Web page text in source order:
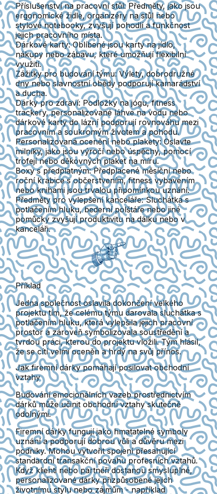
Příslušenství na pracovní stůl: Předměty, jako jsou
ergonomické židle, organizéry na stůl nebo
stylové notebooky, zvyšují pohodlí a funkčnost
jejich pracovního místa.
Dárkové karty: Oblíbené jsou karty na jídlo,
nákupy nebo zábavu, které umožňují flexibilní
využití.
Zážitky pro budování týmu: Výlety, dobrodružné
dny nebo slavnostní obědy podporují kamarádství
a ducha.
Dárky pro zdraví: Podložky na jógu, fitness
trackery, personalizované láhve na vodu nebo
dárkové karty do lázní podporují rovnováhu mezi
pracovním a soukromým životem a pohodu.
Personalizovaná ocenění nebo plakety: Oslavte
milníky, jako jsou výročí nebo úspěchy, pomocí
trofejí nebo děkovných plaket na míru.
Boxy s předplatným: Předplacené měsíční nebo
roční krabice s občerstvením, fitness vybavením
nebo knihami jsou trvalou připomínkou uznání.
Předměty pro vylepšení kanceláře: Sluchátka s
potlačením hluku, bederní polštáře nebo jiné
pomůcky zvyšují produktivitu na dálku nebo v
kanceláři.
Příklad
Jedna společnost oslavila dokončení velkého
projektu tím, že celému týmu darovala sluchátka s
potlačením hluku, která vylepšila jejich pracovní
prostor a zároveň symbolizovala soustředění a
tvrdou práci, kterou do projektu vložili. Tým hlásil,
že se cítí velmi oceněn a hrdý na svůj přínos.
Jak firemní dárky pomáhají posilovat obchodní
vztahy
Budování emocionálních vazeb prostřednictvím
dárků může učinit obchodní vztahy skutečně
odolnými.
Firemní dárky fungují jako hmatatelné symboly
uznání a podporují dobrou vůli a důvěru mezi
podniky. Mohou vytvořit spojení přesahující
standardní transakční povahu profesních vztahů.
Když klienti nebo partneři dostanou smysluplné,
personalizované dárky přizpůsobené jejich
životnímu stylu nebo zájmům - například